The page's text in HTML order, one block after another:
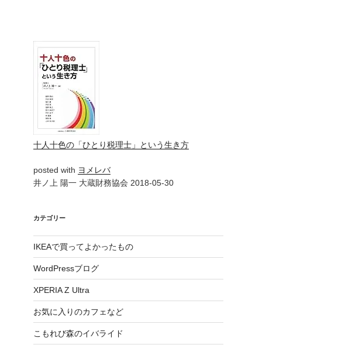
十人十色の「ひとり税理士」という生き方
posted with ヨメレバ
井ノ上 陽一 大蔵財務協会 2018-05-30
カテゴリー
IKEAで買ってよかったもの
WordPressブログ
XPERIA Z Ultra
お気に入りのカフェなど
こもれび森のイバライド